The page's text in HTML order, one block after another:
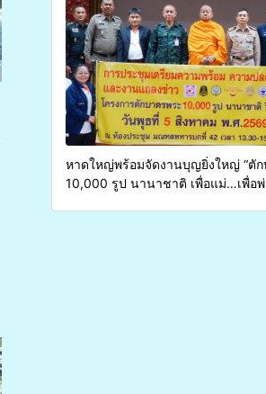
หาดใหญ่พร้อมจัดงานบุญยิ่งใหญ่ “ตัก
10,000 รูป นานาชาติ เพื่อแม่…เพื่อพ่